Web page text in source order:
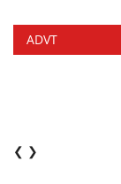
ADVT
❮ ❯